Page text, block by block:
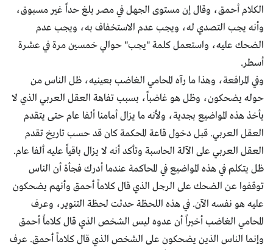
الكلام أحمق، وقال إن مستوى الجهل في مصر بلغ حداً غير مسبوق،
وأنه يجب التصدي له، ويجب عدم الاستخفاف به، ويجب عدم
الضحك عليه، واستعمل كلمة "يجب" حوالي خمسين مرة في عشرة
أسطر.
وفي المرافعة، وهذا ما رآه المحامي الغاضب بعينيه، ظل الناس من
حوله يضحكون، وظل هو غاضباً، بسبب تفاهة العقل العربي الذي لا
يأخذ هذه المواضيع بجدية، ولأنه ما يزال أمامنا ألفا عام حتى يتقدم
العقل العربي. قبل دخول قاعة المحكمة كان قد حسب تاريخ تقدم
العقل العربي على الآلة الحاسبة وتأكد أنه لا يزال باقياً عليه ألفا عام.
ظل يتكلم في هذه المواضيع في المحاكمة عندما أدرك فجأة أن الناس
توقفوا عن الضحك على الرجل الذي قال كلاماً أحمق وأنهم يضحكون
عليه هو نفسه الآن. في هذه اللحظة حدثت لحظة التنوير، وعرف
المحامي الغاضب أخيراً أن عدوه ليس الشخص الذي قال كلاماً أحمق
وإنما الناس الذين يضحكون على الشخص الذي قال كلاماً أحمق. عرف